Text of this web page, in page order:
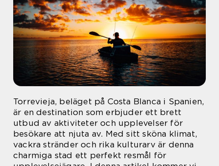
Torrevieja, beläget på Costa Blanca i Spanien,
är en destination som erbjuder ett brett
utbud av aktiviteter och upplevelser för
besökare att njuta av. Med sitt sköna klimat,
vackra stränder och rika kulturarv är denna
charmiga stad ett perfekt resmål för